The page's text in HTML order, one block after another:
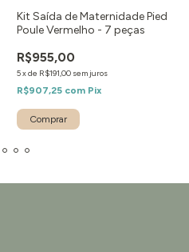
Kit Saída de Maternidade Pied
Poule Vermelho - 7 peças
R$955,00
5xde R$191,00 sem juros
R$907,25 com Pix
Comprar